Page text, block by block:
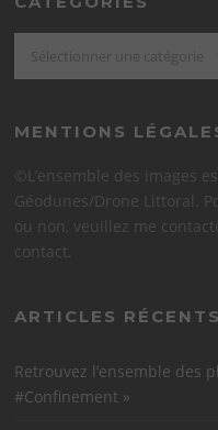
MENTIONS
©L’ensemble des images
Géodunes/Drone Littoral.
ou non, veuillez me
contact.
ARTICLES RÉCENTS
Retrouvez l’ensemble des
#Confinement »